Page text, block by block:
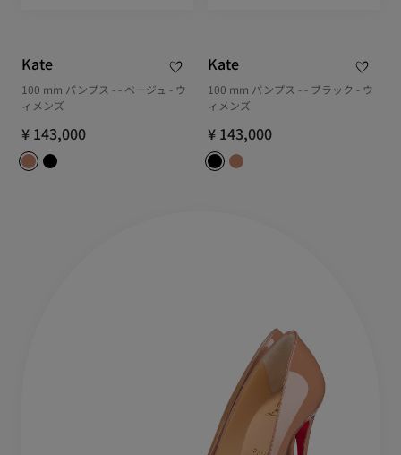
Kate
100 mm パンプス - - ベージュ - ウ
ィメンズ
¥ 143,000
Kate
100 mm パンプス - - ブラック - ウ
ィメンズ
¥ 143,000